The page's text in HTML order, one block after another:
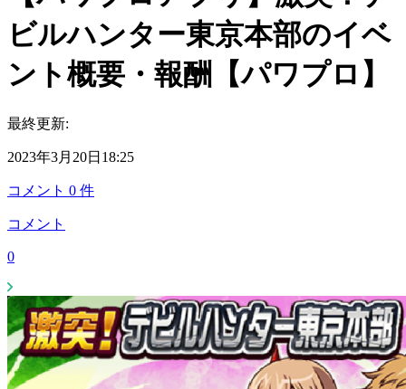
ビルハンター東京本部のイベ
ント概要・報酬【パワプロ】
最終更新:
2023年3月20日18:25
コメント 0 件
コメント
0